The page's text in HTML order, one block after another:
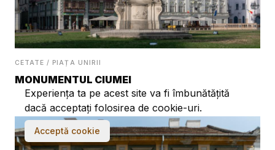
CETATE / PIAȚA UNIRII
MONUMENTUL CIUMEI
Experiența ta pe acest site va fi îmbunătățită
dacă acceptați folosirea de cookie-uri.
Acceptă cookie